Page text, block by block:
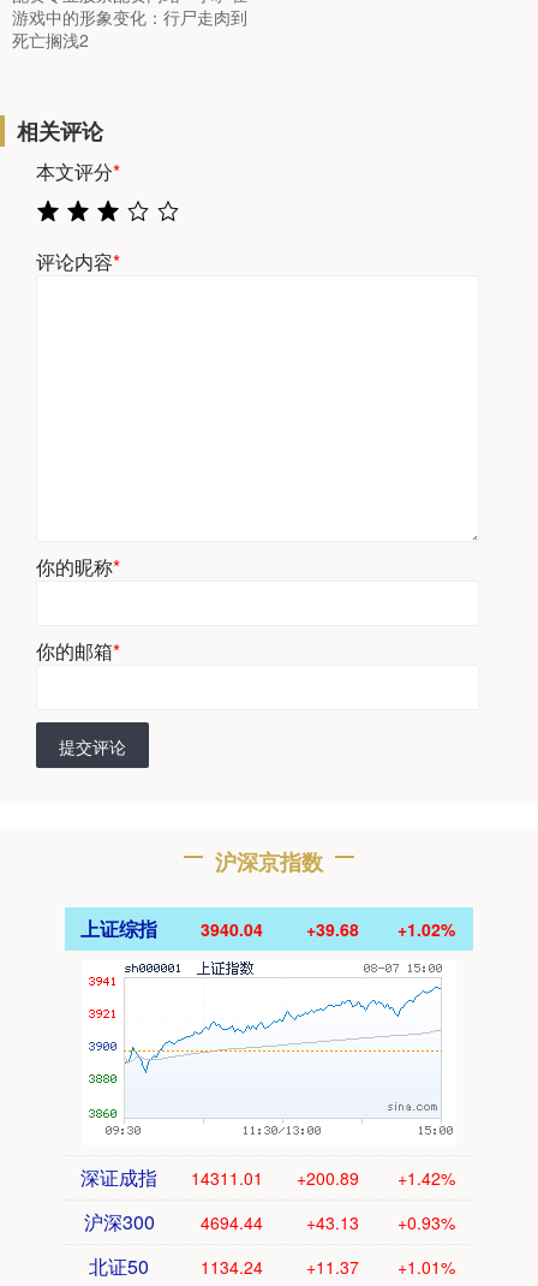
游戏中的形象变化：行尸走肉到
死亡搁浅2
相关评论
本文评分*
评论内容*
你的昵称*
你的邮箱*
提交评论
沪深京指数
上证综指 3940.04 +39.68 +1.02%
深证成指 14311.01 +200.89 +1.42%
沪深300 4694.44 +43.13 +0.93%
北证50 1134.24 +11.37 +1.01%